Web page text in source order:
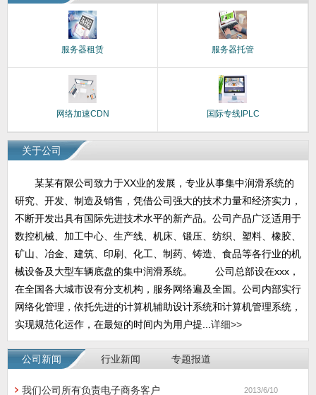
服务器租赁 服务器托管
网络加速CDN 国际专线IPLC
关于公司
某某有限公司致力于XX业的发展，专业从事集中润滑系统的
研究、开发、制造及销售，凭借公司强大的技术力量和经济实力，
不断开发出具有国际先进技术水平的新产品。公司产品广泛适用于
数控机械、加工中心、生产线、机床、锻压、纺织、塑料、橡胶、
矿山、冶金、建筑、印刷、化工、制药、铸造、食品等各行业的机
械设备及大型车辆底盘的集中润滑系统。 公司总部设在xxx，
在全国各大城市设有分支机构，服务网络遍及全国。公司内部实行
网络化管理，依托先进的计算机辅助设计系统和计算机管理系统，
实现规范化运作，在最短的时间内为用户提... 详细>>
公司新闻 行业新闻 专题报道
我们公司所有负责电子商务客户 2013/6/10